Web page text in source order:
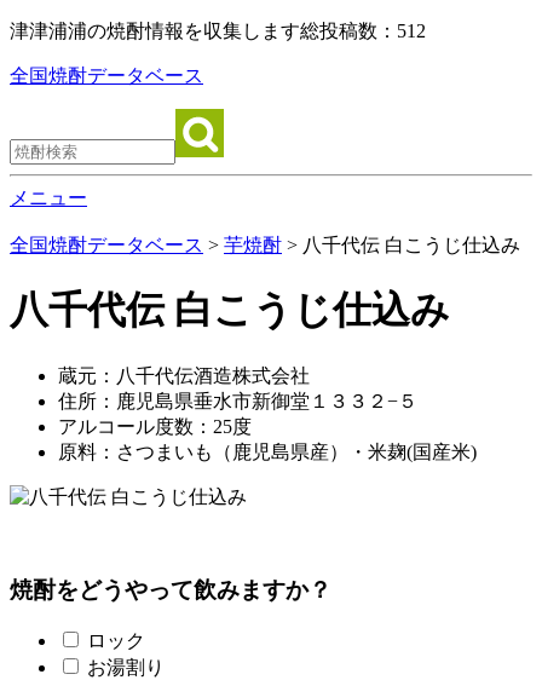
津津浦浦の焼酎情報を収集します総投稿数：512
全国焼酎データベース
メニュー
全国焼酎データベース > 芋焼酎 > 八千代伝 白こうじ仕込み
八千代伝 白こうじ仕込み
蔵元：八千代伝酒造株式会社
住所：鹿児島県垂水市新御堂１３３２−５
アルコール度数：25度
原料：さつまいも（鹿児島県産）・米麹(国産米)
焼酎をどうやって飲みますか？
ロック
お湯割り